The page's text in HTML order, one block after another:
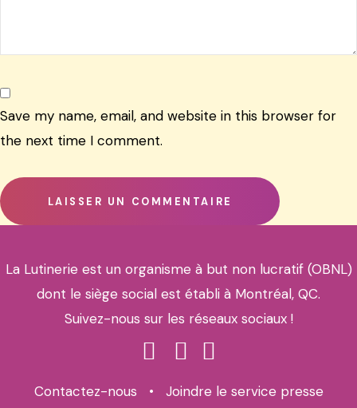
Save my name, email, and website in this browser for
the next time I comment.
La Lutinerie est un organisme à but non lucratif (OBNL)
dont le siège social est établi à Montréal, QC.
Suivez-nous sur les réseaux sociaux !
Contactez-nous • Joindre le service presse